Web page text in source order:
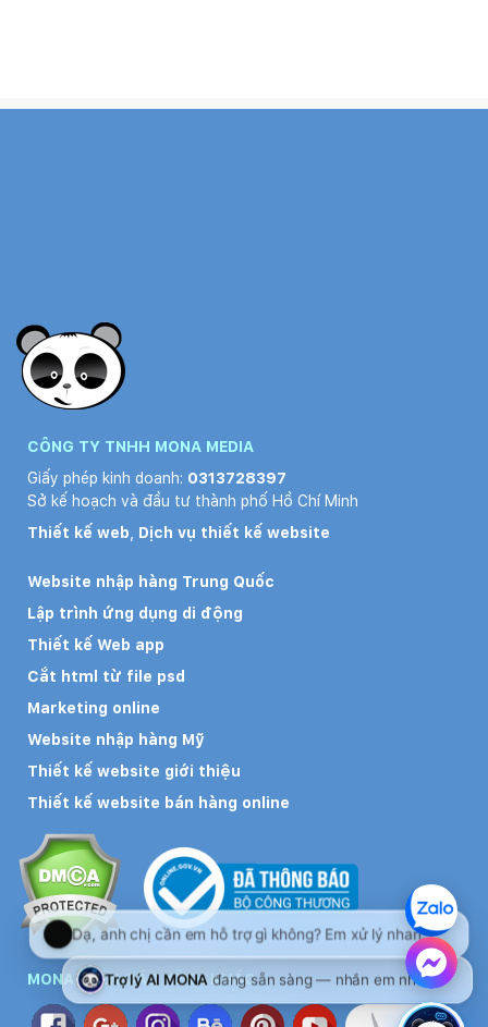
CÔNG TY TNHH MONA MEDIA
Giấy phép kinh doanh: 0313728397
Sở kế hoạch và đầu tư thành phố Hồ Chí Minh
Thiết kế web
Dịch vụ thiết kế website
Website nhập hàng Trung Quốc
Lập trình ứng dụng di động
Thiết kế Web app
Cắt html từ file psd
Marketing online
Website nhập hàng Mỹ
Thiết kế website giới thiệu
Thiết kế website bán hàng online
MONA TRÊN CÁC KÊNH KHÁC